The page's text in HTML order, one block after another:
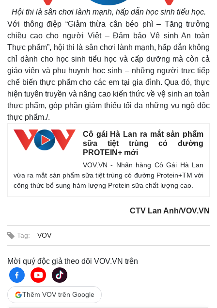
Thế giới
Quan sát
Cuộc sống đó đây
Hồ sơ
Multimedia
Ảnh
E-Magazine
Infographic
Hội thi là sân chơi lành mạnh, hấp dẫn học sinh tiểu học.
Với thông điệp “Giảm thừa cân béo phì – Tăng trưởng
chiều cao cho người Việt – Đảm bảo Vệ sinh An toàn
Thực phẩm”, hội thi là sân chơi lành mạnh, hấp dẫn không
chỉ dành cho học sinh tiểu học và cấp dưỡng mà còn cả
giáo viên và phụ huynh học sinh – những người trực tiếp
chế biến thực phẩm cho các em tại gia đình. Qua đó, thực
hiện tuyên truyền và nâng cao kiến thức về vệ sinh an toàn
thực phẩm, góp phần giảm thiểu tối đa những vụ ngộ độc
thực phẩm./.
Cô gái Hà Lan ra mắt sản phẩm
sữa tiệt trùng có đường
PROTEIN+ mới
VOV.VN - Nhãn hàng Cô Gái Hà Lan
vừa ra mắt sản phẩm sữa tiệt trùng có đường Protein+TM với
công thức bổ sung hàm lượng Protein sữa chất lượng cao.
CTV Lan Anh/VOV.VN
Tag: VOV
Mời quý độc giả theo dõi VOV.VN trên
Thêm VOV trên Google